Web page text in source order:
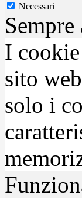
Necessari
I
sito
solo i